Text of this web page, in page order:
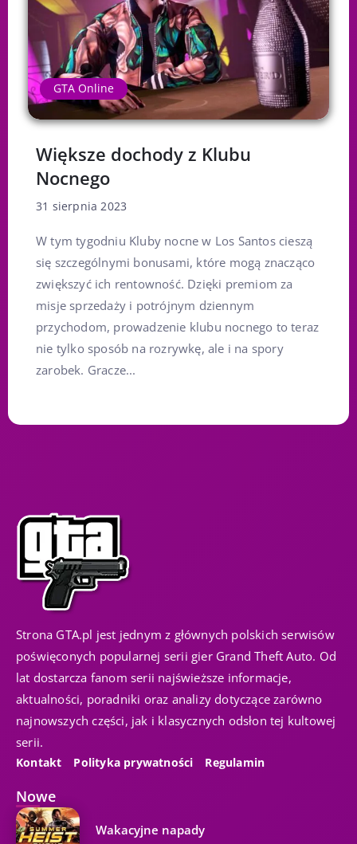
GTA Online
Większe dochody z Klubu
Nocnego
31 sierpnia 2023
W tym tygodniu Kluby nocne w Los Santos cieszą
się szczególnymi bonusami, które mogą znacząco
zwiększyć ich rentowność. Dzięki premiom za
misje sprzedaży i potrójnym dziennym
przychodom, prowadzenie klubu nocnego to teraz
nie tylko sposób na rozrywkę, ale i na spory
zarobek. Gracze...
Strona GTA.pl jest jednym z głównych polskich serwisów
poświęconych popularnej serii gier Grand Theft Auto. Od
lat dostarcza fanom serii najświeższe informacje,
aktualności, poradniki oraz analizy dotyczące zarówno
najnowszych części, jak i klasycznych odsłon tej kultowej
serii.
Kontakt Polityka prywatności Regulamin
Nowe
Wakacyjne napady